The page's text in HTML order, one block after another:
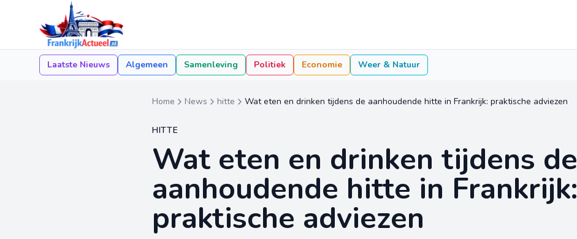
Laatste Nieuws Algemeen Samenleving Politiek Economie Weer & Natuur
Home News hitte Wat eten en drinken tijdens de aanhoudende hitte in Frankrijk: praktische adviezen
HITTE
Wat eten en drinken tijdens de
aanhoudende hitte in Frankrijk:
praktische adviezen